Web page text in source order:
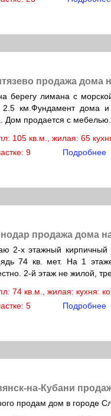
продажа дома
берегу лимана с
км.Фундамент дома и
Дом продается с
105 кв.м., жилая: 65
9
Подробнее
продажа дома
2-х этажный
74 кв. мет. На 1
2-й этаж не жилой,
74 кв.м., жилая: кухня:
5
Подробнее
на-Кубани
продам дом в городе